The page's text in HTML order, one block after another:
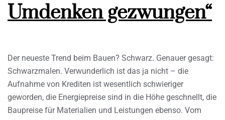
Umdenken gezwungen“
Der neueste Trend beim Bauen? Schwarz. Genauer gesagt:
Schwarzmalen. Verwunderlich ist das ja nicht – die
Aufnahme von Krediten ist wesentlich schwieriger
geworden, die Energiepreise sind in die Höhe geschnellt, die
Baupreise für Materialien und Leistungen ebenso. Vom